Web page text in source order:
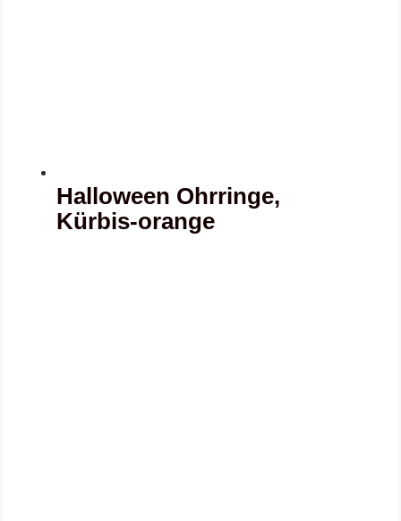
Halloween Ohrringe,
Kürbis-orange